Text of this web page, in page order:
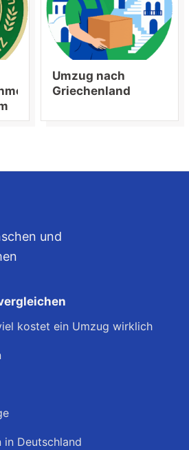
Umzug nach
Griechenland
und
kostet ein Umzug wirklich
in Deutschland